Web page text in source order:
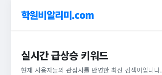
학원비알리미.com
실시간 급상승 키워드
현재 사용자들의 관심사를 반영한 최신 검색어입니다.